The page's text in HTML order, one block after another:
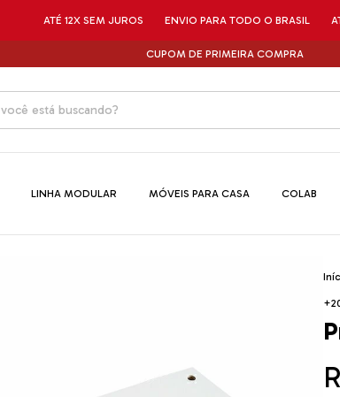
ATÉ 12X SEM JUROS ENVIO PARA TODO O BRASIL ATÉ 12X
CUPOM DE PRIMEIRA COMPRA
LINHA MODULAR MÓVEIS PARA CASA COLAB